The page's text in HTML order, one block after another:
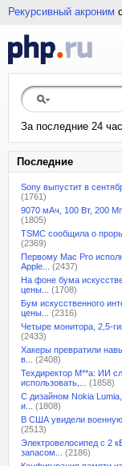
Рекурсивный акроним
За последние 24
Последние
Sony выпустит в
(1761)
9070 мАч, 100 Вт, 200
(1805)
TSMC сообщила о
(2369)
Первому Mac Pro
Apple...
(2437)
На фоне бума
цены...
(1708)
Бум искусственного
цены...
(2316)
Четыре монитора, 2,5-
(2433)
Хакеры превратили
в...
(2408)
Техдиректор M**a: ИИ
использовать,...
(1858)
С дизайном Nokia
и...
(1808)
В США увидели военную
(2513)
Электровелосипед с 2
запасом...
(2186)